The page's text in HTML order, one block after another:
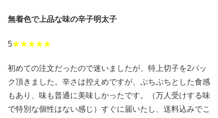
無着色で上品な味の辛子明太子
5★★★★★
初めての注文だったので迷いましたが、特上切子を2パッ
ク頂きました。辛さは控えめですが、ぷちぷちとした食感
もあり、味も普通に美味しかったです。（万人受けする味
で特別な個性はない感じ）すぐに届いたし、送料込みでこ